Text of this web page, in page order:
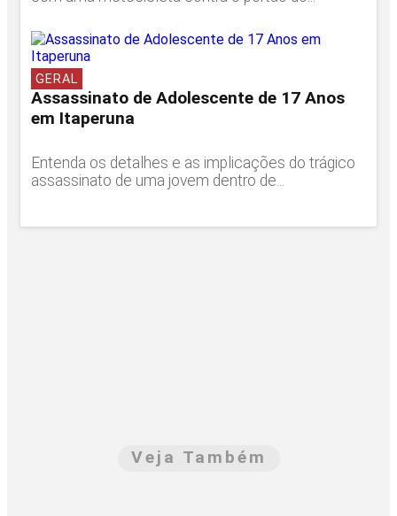
GERAL
Assassinato de Adolescente de 17 Anos
em Itaperuna
Entenda os detalhes e as implicações do trágico
assassinato de uma jovem dentro de...
Veja Também